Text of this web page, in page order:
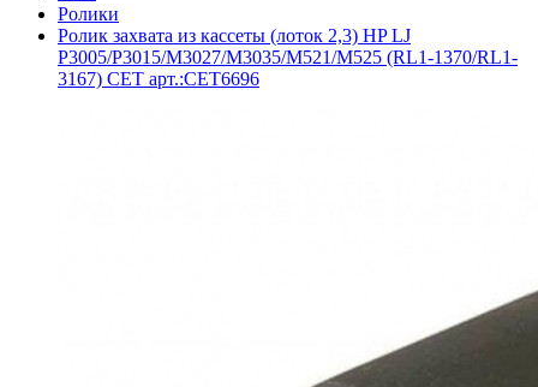
Ролики
Ролик захвата из кассеты (лоток 2,3) HP LJ
P3005/P3015/M3027/M3035/M521/M525 (RL1-1370/RL1-
3167) CET арт.:CET6696